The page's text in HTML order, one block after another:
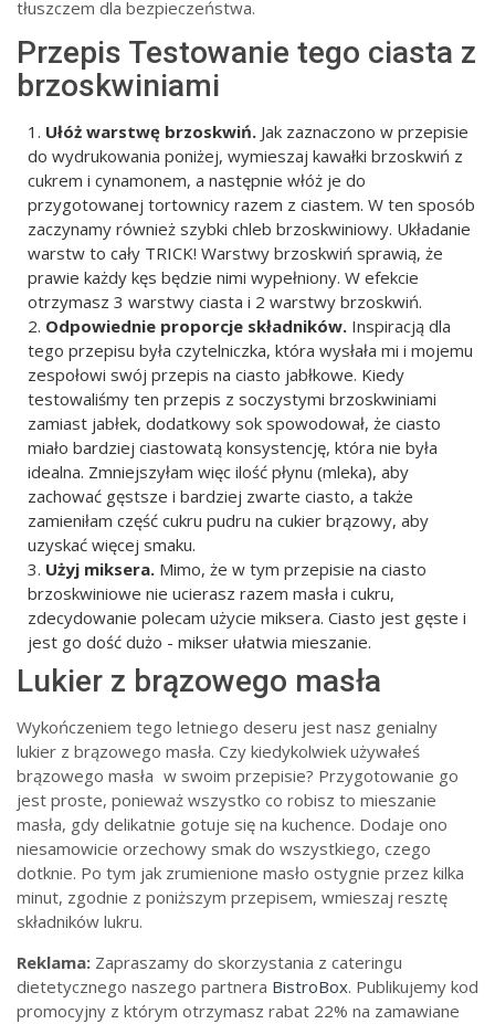
tłuszczem dla bezpieczeństwa.
Przepis Testowanie tego ciasta z
brzoskwiniami
Ułóż warstwę brzoskwiń. Jak zaznaczono w przepisie
do wydrukowania poniżej, wymieszaj kawałki brzoskwiń z
cukrem i cynamonem, a następnie włóż je do
przygotowanej tortownicy razem z ciastem. W ten sposób
zaczynamy również szybki chleb brzoskwiniowy. Układanie
warstw to cały TRICK! Warstwy brzoskwiń sprawią, że
prawie każdy kęs będzie nimi wypełniony. W efekcie
otrzymasz 3 warstwy ciasta i 2 warstwy brzoskwiń.
Odpowiednie proporcje składników. Inspiracją dla
tego przepisu była czytelniczka, która wysłała mi i mojemu
zespołowi swój przepis na ciasto jabłkowe. Kiedy
testowaliśmy ten przepis z soczystymi brzoskwiniami
zamiast jabłek, dodatkowy sok spowodował, że ciasto
miało bardziej ciastowatą konsystencję, która nie była
idealna. Zmniejszyłam więc ilość płynu (mleka), aby
zachować gęstsze i bardziej zwarte ciasto, a także
zamieniłam część cukru pudru na cukier brązowy, aby
uzyskać więcej smaku.
Użyj miksera. Mimo, że w tym przepisie na ciasto
brzoskwiniowe nie ucierasz razem masła i cukru,
zdecydowanie polecam użycie miksera. Ciasto jest gęste i
jest go dość dużo - mikser ułatwia mieszanie.
Lukier z brązowego masła
Wykończeniem tego letniego deseru jest nasz genialny
lukier z brązowego masła. Czy kiedykolwiek używałeś
brązowego masła w swoim przepisie? Przygotowanie go
jest proste, ponieważ wszystko co robisz to mieszanie
masła, gdy delikatnie gotuje się na kuchence. Dodaje ono
niesamowicie orzechowy smak do wszystkiego, czego
dotknie. Po tym jak zrumienione masło ostygnie przez kilka
minut, zgodnie z poniższym przepisem, wmieszaj resztę
składników lukru.
Reklama: Zapraszamy do skorzystania z cateringu
dietetycznego naszego partnera BistroBox. Publikujemy kod
promocyjny z którym otrzymasz rabat 22% na zamawiane